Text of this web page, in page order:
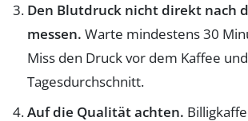
Den Blutdruck nicht direkt nach
messen. Warte mindestens 30
Miss den Druck vor dem Kaffee
Tagesdurchschnitt.
Auf die Qualität achten.